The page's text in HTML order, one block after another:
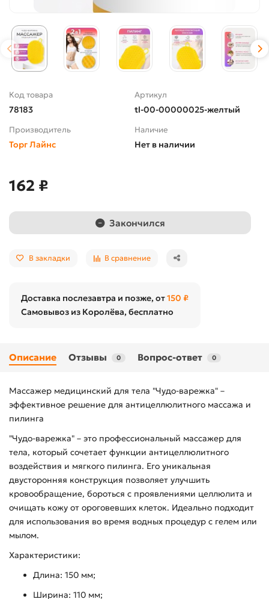
Код товара
78183
Артикул
tl-00-00000025-желтый
Производитель
Торг Лайнс
Наличие
Нет в наличии
162 ₽
Закончился
В закладки В сравнение
Доставка послезавтра и позже, от150 ₽
Самовывоз из Королёва, бесплатно
Описание Отзывы 0 Вопрос-ответ 0
Массажер медицинский для тела "Чудо-варежка" –
эффективное решение для антицеллюлитного массажа и
пилинга
"Чудо-варежка" – это профессиональный массажер для
тела, который сочетает функции антицеллюлитного
воздействия и мягкого пилинга. Его уникальная
двусторонняя конструкция позволяет улучшить
кровообращение, бороться с проявлениями целлюлита и
очищать кожу от ороговевших клеток. Идеально подходит
для использования во время водных процедур с гелем или
мылом.
Характеристики:
Длина: 150 мм;
Ширина: 110 мм;